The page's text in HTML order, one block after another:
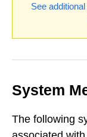
See
System
The following